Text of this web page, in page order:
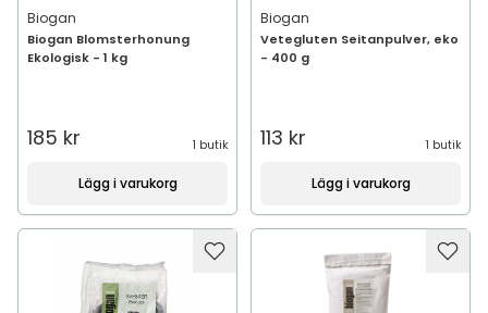
Biogan
Biogan Blomsterhonung
Ekologisk - 1 kg
185 kr 1 butik
Lägg i varukorg
Biogan
Vetegluten Seitanpulver, eko
- 400 g
113 kr 1 butik
Lägg i varukorg